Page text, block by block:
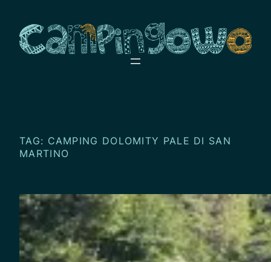
treści
TAG: CAMPING DOLOMITY PALE DI SAN
MARTINO